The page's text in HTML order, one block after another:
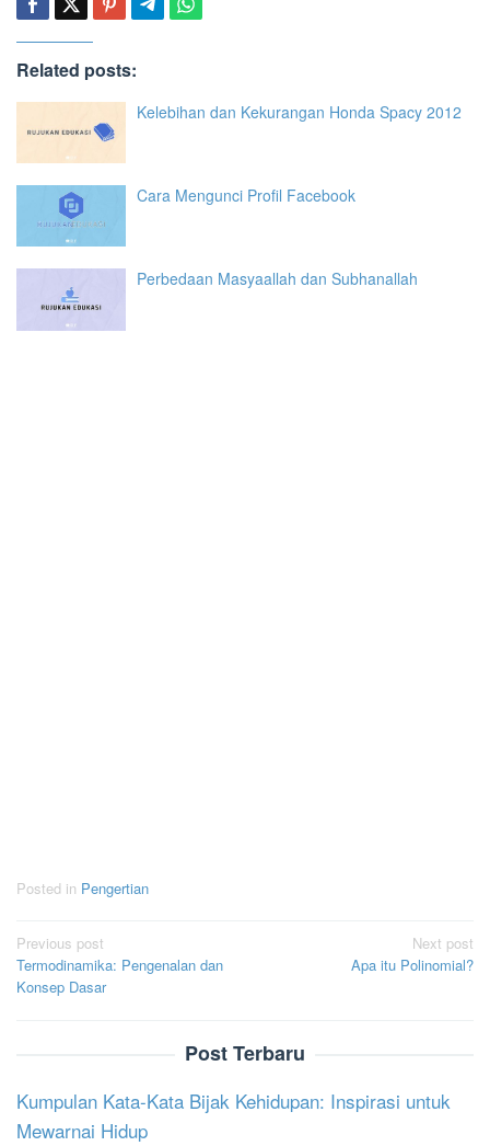
Related posts:
Kelebihan dan Kekurangan Honda Spacy 2012
Cara Mengunci Profil Facebook
Perbedaan Masyaallah dan Subhanallah
Posted in Pengertian
Post
navigation
Previous post
Termodinamika: Pengenalan dan
Konsep Dasar
Next post
Apa itu Polinomial?
Post Terbaru
Kumpulan Kata-Kata Bijak Kehidupan: Inspirasi untuk
Mewarnai Hidup